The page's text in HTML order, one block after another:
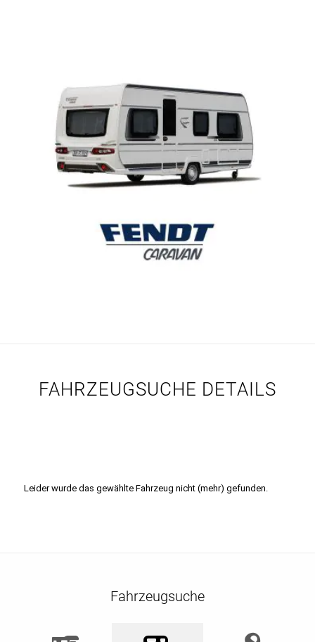
FAHRZEUGSUCHE DETAILS
Leider wurde das gewählte Fahrzeug nicht (mehr) gefunden.
Fahrzeugsuche